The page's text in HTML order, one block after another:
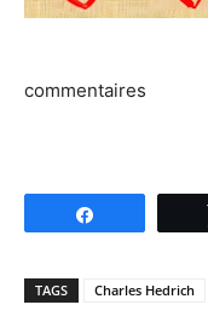
commentaires
TAGS Charles Hedrich